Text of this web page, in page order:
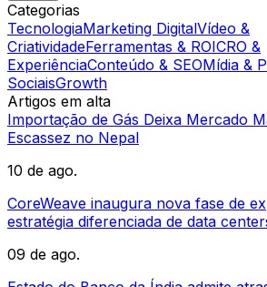
Categorias
TecnologiaMarketing DigitalVídeo &
CriatividadeFerramentas & ROICRO &
ExperiênciaConteúdo & SEOMídia &
SociaisGrowth
Artigos em alta
Importação de Gás Deixa Mercado
Escassez no Nepal
10 de ago.
CoreWeave inaugura nova fase de
estratégia diferenciada de data
09 de ago.